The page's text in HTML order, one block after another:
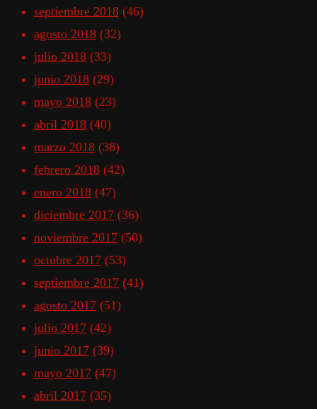
septiembre 2018 (46)
agosto 2018 (32)
julio 2018 (33)
junio 2018 (29)
mayo 2018 (23)
abril 2018 (40)
marzo 2018 (38)
febrero 2018 (42)
enero 2018 (47)
diciembre 2017 (36)
noviembre 2017 (50)
octubre 2017 (53)
septiembre 2017 (41)
agosto 2017 (51)
julio 2017 (42)
junio 2017 (39)
mayo 2017 (47)
abril 2017 (35)